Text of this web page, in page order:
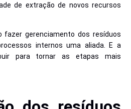
de extração de novos recursos
fazer gerenciamento dos resíduos
internos uma aliada. E a
para tornar as etapas mais